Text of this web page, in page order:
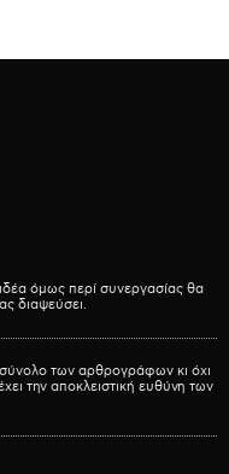
όμως περί συνεργασίας θα
διαψεύσει.
των αρθρογράφων κι όχι
την αποκλειστική ευθύνη των